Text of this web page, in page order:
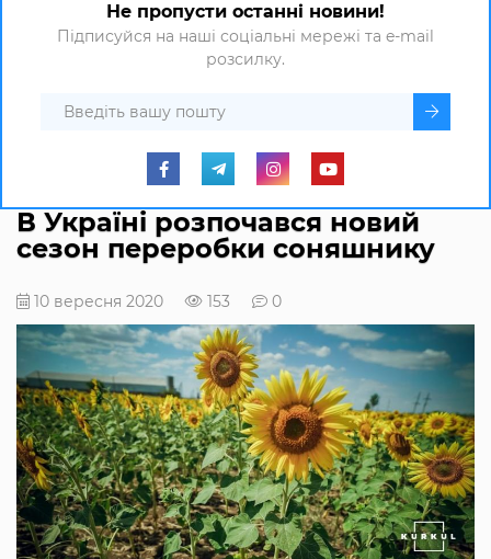
Не пропусти останні новини!
Підписуйся на наші соціальні мережі та e-mail
розсилку.
В Україні розпочався новий
сезон переробки соняшнику
10 вересня 2020 153 0